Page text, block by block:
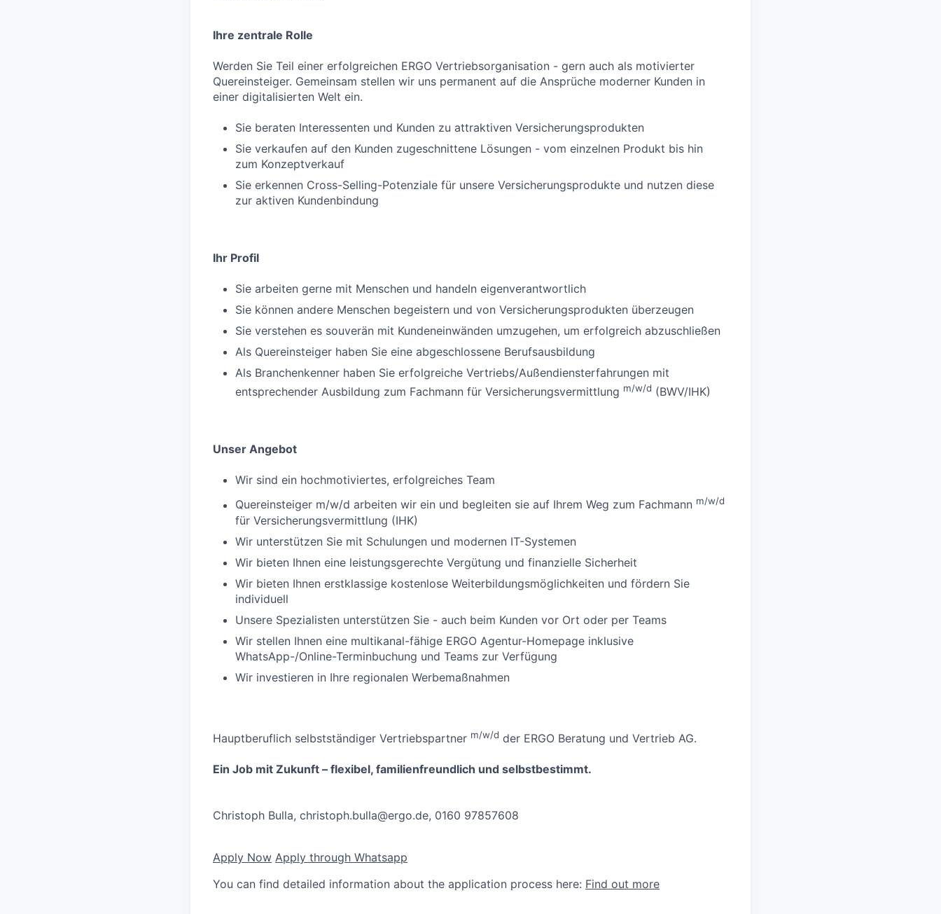
Ihre zentrale Rolle
Werden Sie Teil einer erfolgreichen ERGO Vertriebsorganisation - gern auch als motivierter
Quereinsteiger. Gemeinsam stellen wir uns permanent auf die Ansprüche moderner Kunden in
einer digitalisierten Welt ein.
Sie beraten Interessenten und Kunden zu attraktiven Versicherungsprodukten
Sie verkaufen auf den Kunden zugeschnittene Lösungen - vom einzelnen Produkt bis hin
zum Konzeptverkauf
Sie erkennen Cross-Selling-Potenziale für unsere Versicherungsprodukte und nutzen diese
zur aktiven Kundenbindung
Ihr Profil
Sie arbeiten gerne mit Menschen und handeln eigenverantwortlich
Sie können andere Menschen begeistern und von Versicherungsprodukten überzeugen
Sie verstehen es souverän mit Kundeneinwänden umzugehen, um erfolgreich abzuschließen
Als Quereinsteiger haben Sie eine abgeschlossene Berufsausbildung
Als Branchenkenner haben Sie erfolgreiche Vertriebs/Außendiensterfahrungen mit
entsprechender Ausbildung zum Fachmann für Versicherungsvermittlung m/w/d (BWV/IHK)
Unser Angebot
Wir sind ein hochmotiviertes, erfolgreiches Team
Quereinsteiger m/w/d arbeiten wir ein und begleiten sie auf Ihrem Weg zum Fachmann m/w/d
für Versicherungsvermittlung (IHK)
Wir unterstützen Sie mit Schulungen und modernen IT-Systemen
Wir bieten Ihnen eine leistungsgerechte Vergütung und finanzielle Sicherheit
Wir bieten Ihnen erstklassige kostenlose Weiterbildungsmöglichkeiten und fördern Sie
individuell
Unsere Spezialisten unterstützen Sie - auch beim Kunden vor Ort oder per Teams
Wir stellen Ihnen eine multikanal-fähige ERGO Agentur-Homepage inklusive
WhatsApp-/Online-Terminbuchung und Teams zur Verfügung
Wir investieren in Ihre regionalen Werbemaßnahmen
Hauptberuflich selbstständiger Vertriebspartner m/w/d der ERGO Beratung und Vertrieb AG.
Ein Job mit Zukunft – flexibel, familienfreundlich und selbstbestimmt.
Christoph Bulla, christoph.bulla@ergo.de, 0160 97857608
Apply Now Apply through Whatsapp
You can find detailed information about the application process here: Find out more